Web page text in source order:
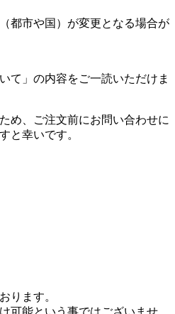
都市や国）が変更となる場合が
て」の内容をご一読いただけま
め、ご注文前にお問い合わせに
と幸いです。
ります。
可能という事ではございませ